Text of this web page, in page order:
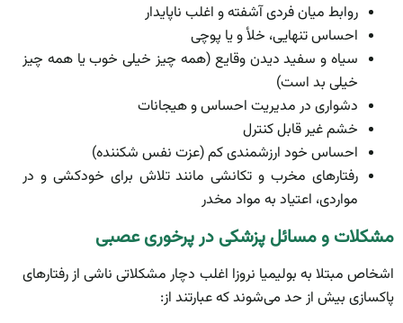
روابط میان فردی آشفته و اغلب ناپایدار
احساس تنهایی، خلأ و یا پوچی
سیاه و سفید دیدن وقایع (همه چیز خیلی خوب یا همه چیز
خیلی بد است)
دشواری در مدیریت احساس و هیجانات
خشم غیر قابل کنترل
احساس خود ارزشمندی کم (عزت نفس شکننده)
رفتارهای مخرب و تکانشی مانند تلاش برای خودکشی و در
مواردی، اعتیاد به مواد مخدر
مشکلات و مسائل پزشکی در پرخوری عصبی
اشخاص مبتلا به بولیمیا نروزا اغلب دچار مشکلاتی ناشی از رفتارهای
پاکسازی بیش از حد می‌شوند که عبارتند از: